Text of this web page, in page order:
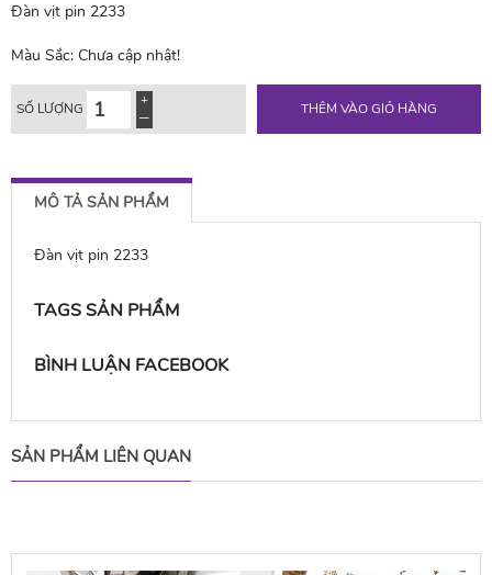
Đàn vịt pin 2233
Màu Sắc: Chưa cập nhật!
SỐ LƯỢNG THÊM VÀO GIỎ HÀNG
MÔ TẢ SẢN PHẨM
Đàn vịt pin 2233
TAGS SẢN PHẨM
BÌNH LUẬN FACEBOOK
SẢN PHẨM LIÊN QUAN